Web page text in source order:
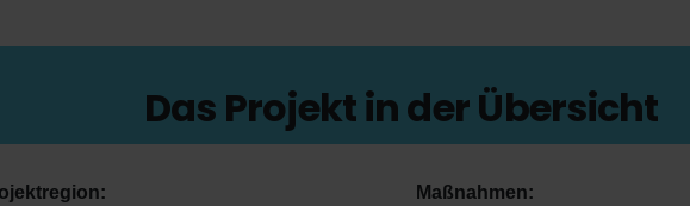
Das Projekt in der Übersicht
Maßnahmen: